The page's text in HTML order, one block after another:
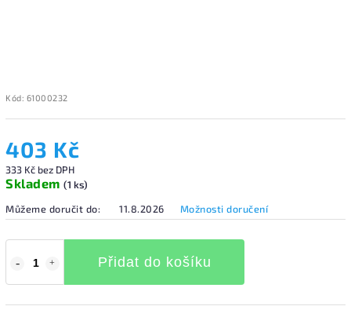
Kód: 61000232
403 Kč
333 Kč bez DPH
Skladem (1 ks)
Můžeme doručit do:
11.8.2026 Možnosti doručení
Přidat do košíku